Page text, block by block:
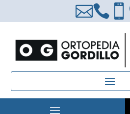
 
Búsqueda
productos